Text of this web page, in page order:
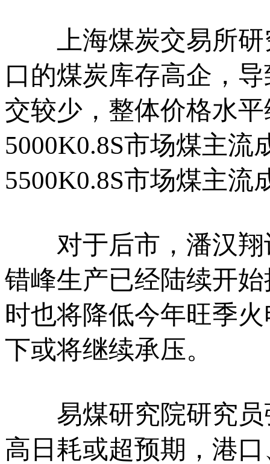
上海煤炭交易所研
口的煤炭库存高企，
交较少，整体价格水
5000K0.8S市场煤主流
5500K0.8S市场煤主流
对于后市，潘汉翔
错峰生产已经陆续开
时也将降低今年旺季
下或将继续承压。
易煤研究院研究员
高日耗或超预期，港